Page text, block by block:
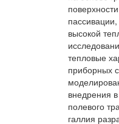
высокой
тепловые
приборных
внедрения в
полевого
галлия